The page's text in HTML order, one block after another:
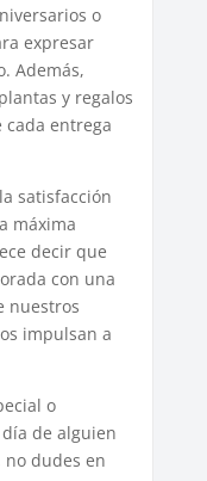
o
expresar
Además,
y regalos
entrega
satisfacción
máxima
decir que
con una
nuestros
impulsan a
o
de alguien
dudes en